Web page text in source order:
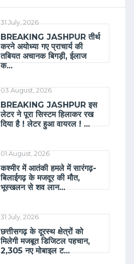
31 July, 2026
BREAKING JASHPUR तीर्थ
करने अयोध्या गए प्राचार्य की
तबियत अचानक बिगड़ी, ईलाज
क...
03 August, 2026
BREAKING JASHPUR इस
लेटर ने पूरा सिस्टम हिलाकर रख
दिया है ! लेटर हुआ वायरल ! ...
01 August, 2026
कश्मीर में आतंकी हमले में सारंगढ़-
बिलाईगढ़ के मजदूर की मौत,
भूस्खलन से शव लान...
31 July, 2026
छत्तीसगढ़ के दूरस्थ क्षेत्रों को
मिलेगी मजबूत डिजिटल पहचान,
2,305 नए मोबाइल ट...